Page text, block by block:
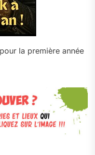
la première année